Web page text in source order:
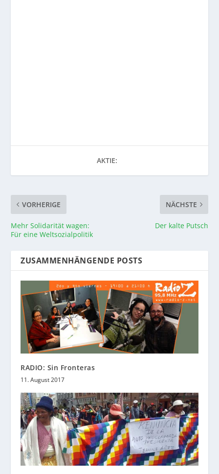
AKTIE:
VORHERIGE
Mehr Solidarität wagen:
Für eine Weltsozialpolitik
NÄCHSTE
Der kalte Putsch
ZUSAMMENHÄNGENDE POSTS
RADIO: Sin Fronteras
11. August 2017